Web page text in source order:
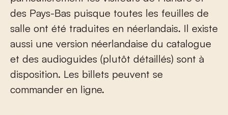
des Pays-Bas puisque toutes les feuilles de
salle ont été traduites en néerlandais. Il existe
aussi une version néerlandaise du catalogue
et des audioguides (plutôt détaillés) sont à
disposition. Les billets peuvent se
commander en ligne.